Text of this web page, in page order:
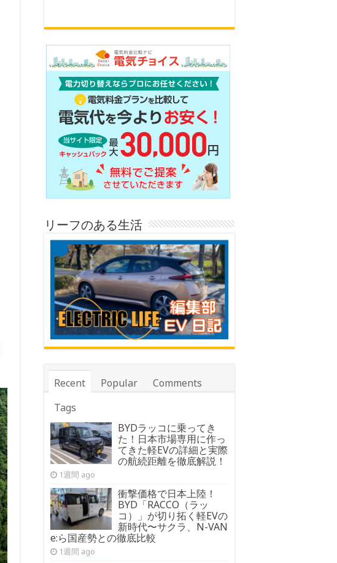
リーフのある生活
Recent Popular
Comments
Tags
BYDラッコに乗ってき
た！日本市場専用に作っ
てきた軽EVの詳細と実際
の航続距離を徹底解説！
1週間 ago
衝撃価格で日本上陸！
BYD「RACCO（ラッ
コ）」が切り拓く軽EVの
新時代〜サクラ、N-VAN
e:ら国産勢との徹底比較
1週間 ago